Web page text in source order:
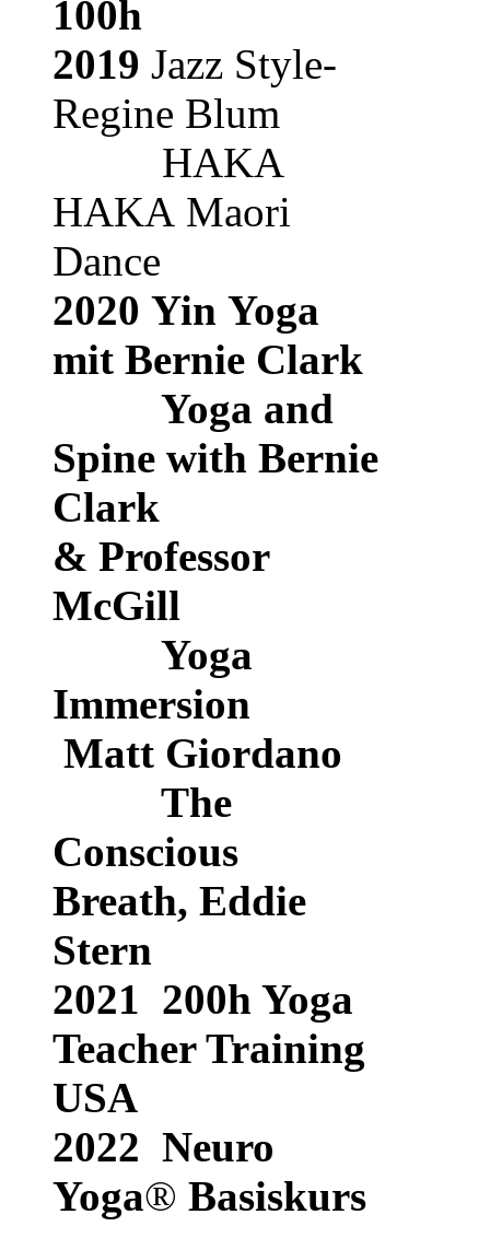
100h
2019 Jazz Style-
Regine Blum
HAKA
HAKA Maori
Dance
2020 Yin Yoga
mit Bernie Clark
Yoga and
Spine with Bernie
Clark
& Professor
McGill
Yoga
Immersion
Matt Giordano
The
Conscious
Breath, Eddie
Stern
2021 200h Yoga
Teacher Training
USA
2022 Neuro
Yoga® Basiskurs